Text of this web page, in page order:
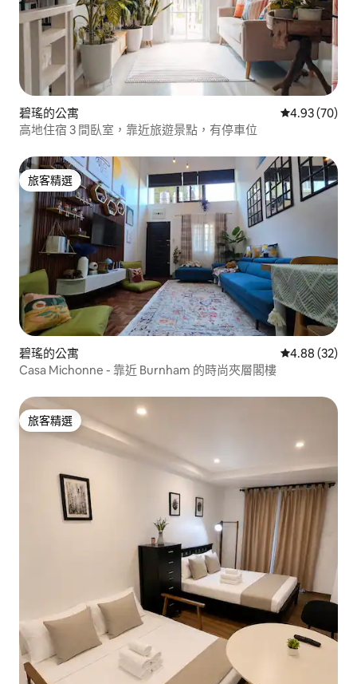
碧瑤的公寓 從 70 則評價
4.93 (70)
高地住宿 3 間臥室，靠近旅遊景點，有停車位
旅客精選
旅客精選
碧瑤的公寓 從 32 則評價
4.88 (32)
Casa Michonne - 靠近 Burnham 的時尚夾層閣樓
旅客精選
旅客精選